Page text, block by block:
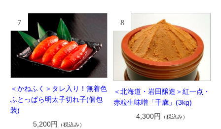
7
＜かねふく＞タレ入り！無着色
ふとっぱら明太子切れ子(個包
装)
5,200円
（税込み）
8
＜北海道・岩田醸造＞紅一点・
赤粒生味噌「千歳」(3kg)
4,300円
（税込み）